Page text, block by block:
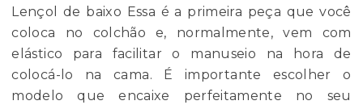
Lençol de baixo Essa é a primeira peça que você
coloca no colchão e, normalmente, vem com
elástico para facilitar o manuseio na hora de
colocá-lo na cama. É importante escolher o
modelo que encaixe perfeitamente no seu